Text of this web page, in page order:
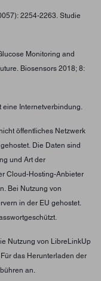
2254-2263. Studie
Monitoring and
Biosensors 2018; 8:
eine Internetverbindung.
öffentliches Netzwerk
Die Daten sind
und Art der
Cloud-Hosting-Anbieter
Bei Nutzung von
in der EU gehostet.
Nutzung von LibreLinkUp
das Herunterladen der
an.